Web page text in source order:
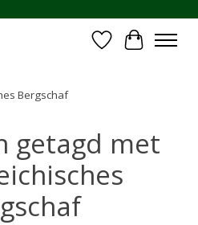
Verlanglijst
Bergschaf
getagd met